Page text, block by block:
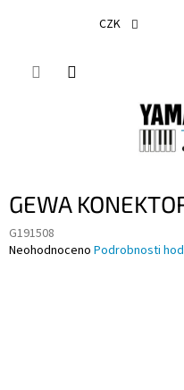
CZK
GEWA
G191508
Průměrné
Neohodnoceno Podrobnosti